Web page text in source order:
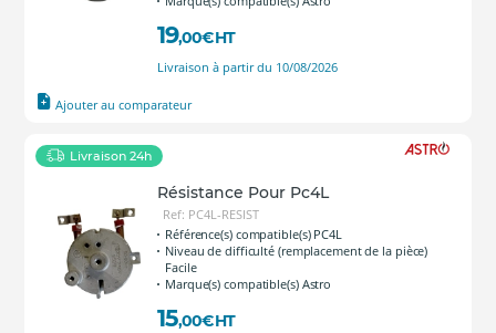
19,00€HT
Livraison à partir du 10/08/2026
Ajouter au comparateur
Livraison 24h
Résistance Pour Pc4L
Ref: PC4L-RESIST
Référence(s) compatible(s) PC4L
Niveau de difficulté (remplacement de la pièce)
Facile
Marque(s) compatible(s) Astro
15,00€HT